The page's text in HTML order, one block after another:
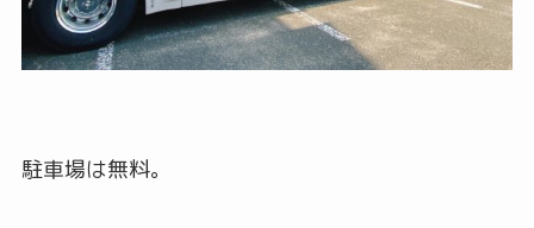
駐車場は無料。